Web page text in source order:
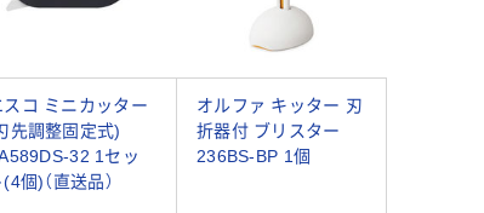
スコ ミニカッター
先調整固定式)
32 1セッ
(4個)（直送品）
オルファ キッター 刃
折器付 ブリスター
236BS-BP 1個